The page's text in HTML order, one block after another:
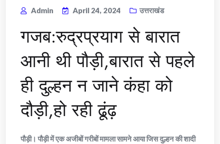
Admin April 24, 2024 उत्तराखंड
गजब:रुद्रप्रयाग से बारात
आनी थी पौड़ी,बारात से पहले
ही दुल्हन न जाने कंहा को
दौड़ी,हो रही ढूंढ़
पौड़ी। पौड़ी में एक अजीबों गरीबों मामला सामने आया जिस दुल्हन की शादी